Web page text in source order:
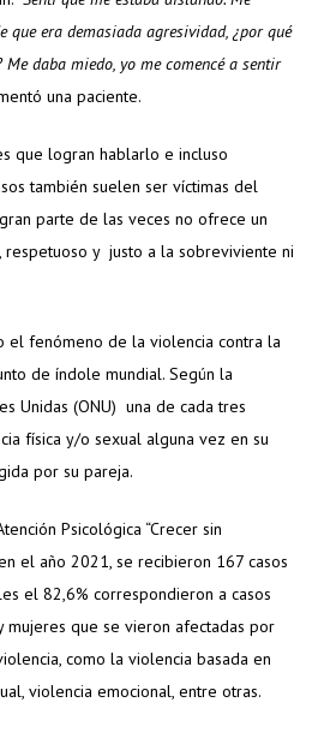
que era demasiada agresividad, ¿por qué
daba miedo, yo me comencé a sentir
una paciente.
que logran hablarlo e incluso
también suelen ser víctimas del
parte de las veces no ofrece un
respetuoso y justo a la sobreviviente ni
el fenómeno de la violencia contra la
de índole mundial. Según la
Unidas (ONU) una de cada tres
física y/o sexual alguna vez en su
por su pareja.
Psicológica “Crecer sin
el año 2021, se recibieron 167 casos
el 82,6% correspondieron a casos
mujeres que se vieron afectadas por
como la violencia basada en
violencia emocional, entre otras.